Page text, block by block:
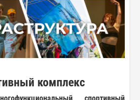
комплекс
спортивный